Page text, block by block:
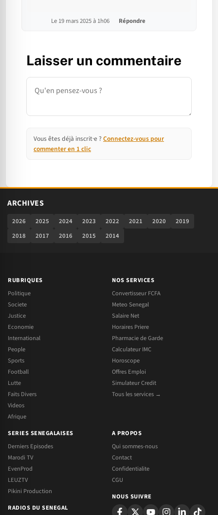
Le 19 mars 2025 à 1h06 Répondre
Laisser un commentaire
Commentaire
Vous êtes déjà inscrit·e ? Connectez-vous pour
commenter en 1 clic
ARCHIVES
2026 2025 2024 2023 2022 2021 2020
2019
2018
2017 2016 2015 2014
RUBRIQUES
Politique
Societe
Justice
Economie
International
People
Sports
Football
Lutte
Faits Divers
Videos
Afrique
NOS SERVICES
Convertisseur FCFA
Meteo Senegal
Salaire Net
Horaires Priere
Pharmacie de Garde
Calculateur IMC
Horoscope
Offres Emploi
Simulateur Credit
Tous les services →
SERIES SENEGALAISES
Derniers Episodes
Marodi TV
EvenProd
LEUZTV
Pikini Production
RADIOS DU SENEGAL
A PROPOS
Qui sommes-nous
Contact
Confidentialite
CGU
NOUS SUIVRE